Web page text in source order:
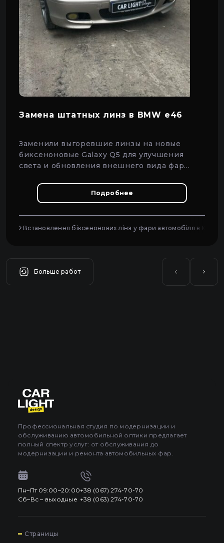
Замена штатных линз в BMW e46
Заменили выгоревшие линзы на новые
биксеноновые Galaxy Q5 для улучшения
света и обновления внешнего вида фар
Подробнее
Встановлення біксенонових лінз у фари автомобіля в Києві
Больше работ
Профессиональная студия по модернизации и
обслуживанию автомобильной оптики предлагает
полный спектр услуг: от обслуживания до
модернизации и ремонта автомобильных фар.
Пн–Пт 09:00–20:00
Сб–Вс – выходные
+38 (067) 274-70-70
+38 (063) 274-70-70
Страницы